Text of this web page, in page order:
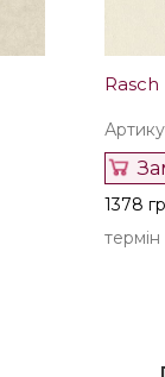
1378
термін